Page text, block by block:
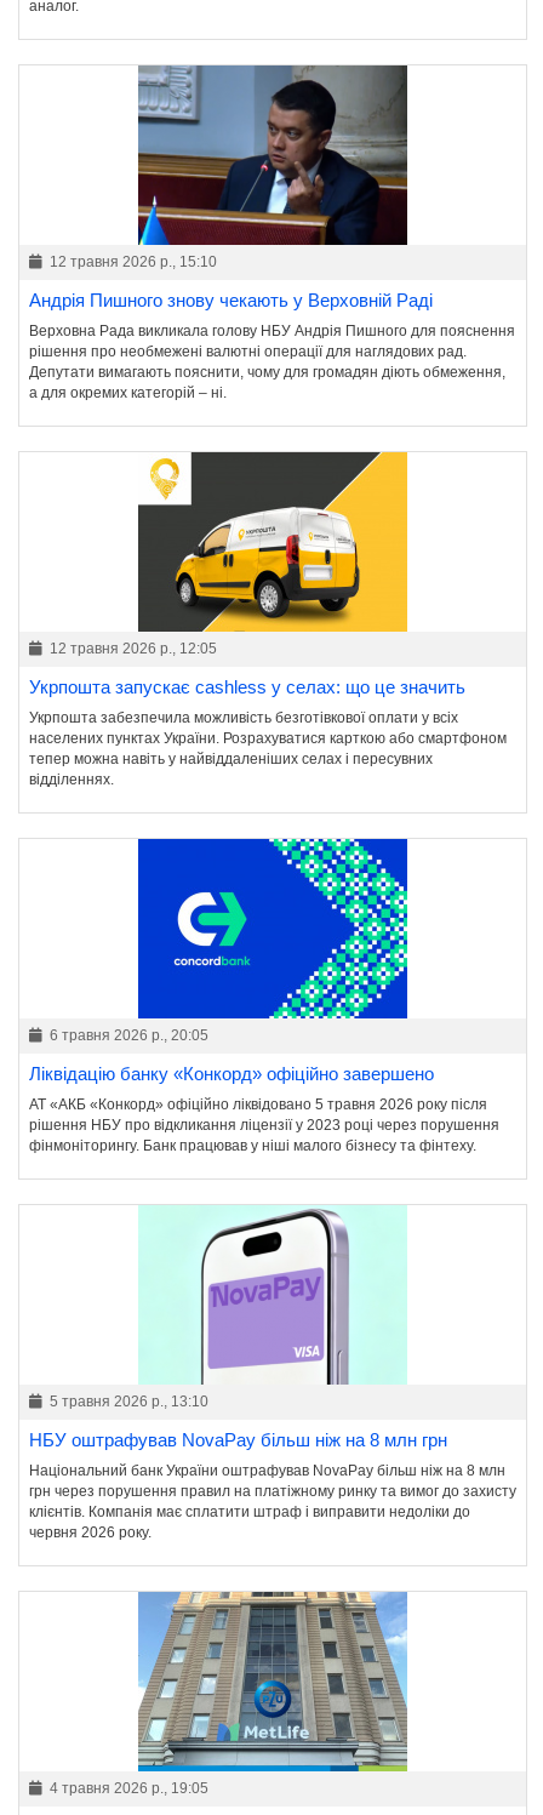
аналог.
12 травня 2026 р., 15:10
Андрія Пишного знову чекають у Верховній Раді
Верховна Рада викликала голову НБУ Андрія Пишного для пояснення
рішення про необмежені валютні операції для наглядових рад.
Депутати вимагають пояснити, чому для громадян діють обмеження,
а для окремих категорій – ні.
12 травня 2026 р., 12:05
Укрпошта запускає cashless у селах: що це значить
Укрпошта забезпечила можливість безготівкової оплати у всіх
населених пунктах України. Розрахуватися карткою або смартфоном
тепер можна навіть у найвіддаленіших селах і пересувних
відділеннях.
6 травня 2026 р., 20:05
Ліквідацію банку «Конкорд» офіційно завершено
АТ «АКБ «Конкорд» офіційно ліквідовано 5 травня 2026 року після
рішення НБУ про відкликання ліцензії у 2023 році через порушення
фінмоніторингу. Банк працював у ніші малого бізнесу та фінтеху.
5 травня 2026 р., 13:10
НБУ оштрафував NovaPay більш ніж на 8 млн грн
Національний банк України оштрафував NovaPay більш ніж на 8 млн
грн через порушення правил на платіжному ринку та вимог до захисту
клієнтів. Компанія має сплатити штраф і виправити недоліки до
червня 2026 року.
4 травня 2026 р., 19:05